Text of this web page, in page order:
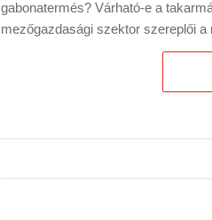
gabonatermés? Várható-e a
mezőgazdasági szektor szereplői